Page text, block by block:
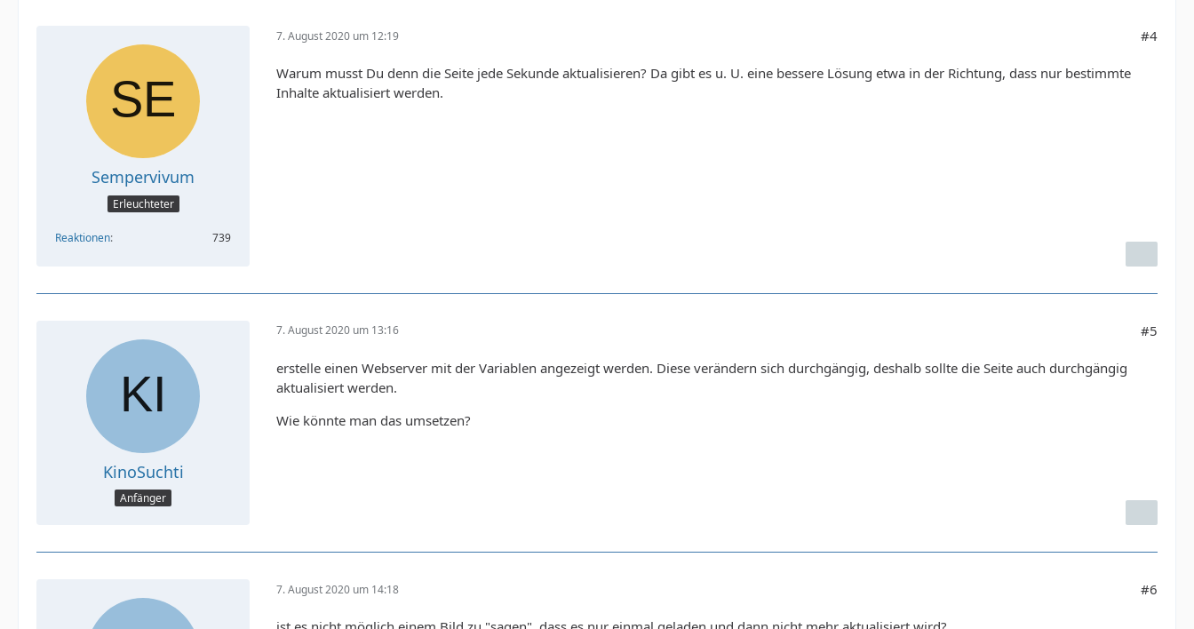
Sempervivum
Erleuchteter
Reaktionen 739
7. August 2020 um 12:19 #4
Warum musst Du denn die Seite jede Sekunde aktualisieren? Da gibt es u. U. eine bessere Lösung etwa in der Richtung, dass nur bestimmte
Inhalte aktualisiert werden.
KinoSuchti
Anfänger
7. August 2020 um 13:16 #5
erstelle einen Webserver mit der Variablen angezeigt werden. Diese verändern sich durchgängig, deshalb sollte die Seite auch durchgängig
aktualisiert werden.
Wie könnte man das umsetzen?
7. August 2020 um 14:18 #6